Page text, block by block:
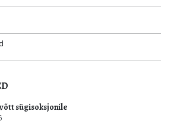
galeriis avati Jüri Mildebergi